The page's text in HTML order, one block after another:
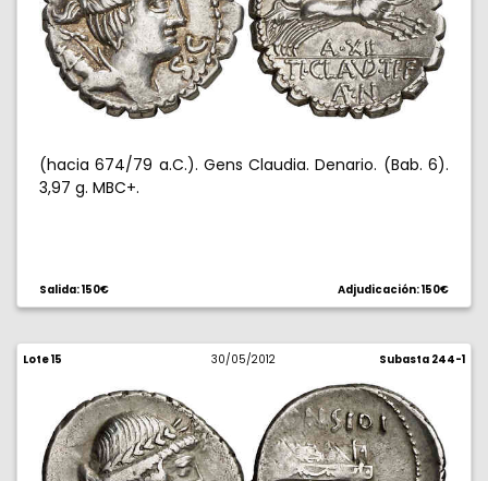
(hacia 674/79 a.C.). Gens Claudia. Denario. (Bab. 6).
3,97 g. MBC+.
Salida: 150€ Adjudicación: 150€
Lote 15 30/05/2012 Subasta 244-1